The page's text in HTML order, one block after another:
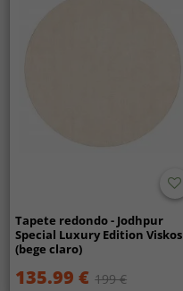
Tapete redondo - Jodhpur
Special Luxury Edition Viskos
(bege claro)
135.99 € 199 €